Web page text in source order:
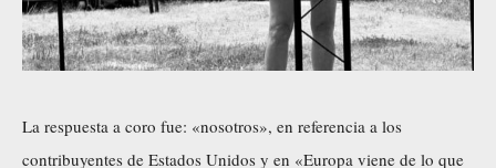
La respuesta a coro fue: «nosotros», en referencia a los
contribuyentes de Estados Unidos y en «Europa viene de lo que